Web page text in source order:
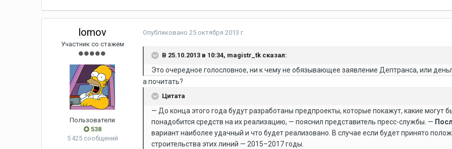
lomov
Участник со стажем
Пользователи
538
5 425 сообщений
Опубликовано25 октября 2013 г.
В 25.10.2013 в 10:34, magistr_tk сказал:
Это очередное голословное, ни к чему не обязывающее заявление Дептранса, или
а почитать?
Цитата
— До конца этого года будут разработаны предпроекты, которые покажут, какие могут
понадобится средств на их реализацию, — пояснил представитель пресс-службы. —
вариант наиболее удачный и что будет реализовано. В случае если будет принято
строительства этих линий — 2015–2017 годы.